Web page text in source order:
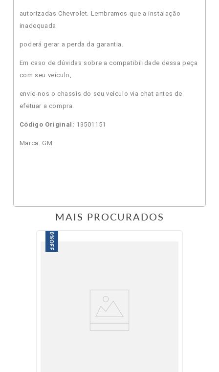
autorizadas Chevrolet. Lembramos que a instalação
inadequada
poderá gerar a perda da garantia.
Em caso de dúvidas sobre a compatibilidade dessa peça
com seu veículo,
envie-nos o chassis do seu veículo via chat antes de
efetuar a compra.
Código Original: 13501151
Marca: GM
MAIS PROCURADOS
0%
OFF